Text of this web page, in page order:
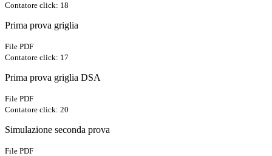
Contatore click: 18
Prima prova griglia
File PDF
Contatore click: 17
Prima prova griglia DSA
File PDF
Contatore click: 20
Simulazione seconda prova
File PDF